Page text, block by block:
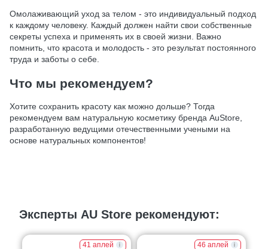
Омолаживающий уход за телом - это индивидуальный подход
к каждому человеку. Каждый должен найти свои собственные
секреты успеха и применять их в своей жизни. Важно
помнить, что красота и молодость - это результат постоянного
труда и заботы о себе.
Что мы рекомендуем?
Хотите сохранить красоту как можно дольше? Тогда
рекомендуем вам натуральную косметику бренда AuStore,
разработанную ведущими отечественными учеными на
основе натуральных компонентов!
Эксперты AU Store рекомендуют:
41 аплей 46 аплей